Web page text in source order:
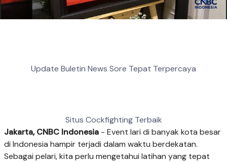
Update Buletin News Sore Tepat Terpercaya
Situs Cockfighting Terbaik
Jakarta, CNBC Indonesia - Event lari di banyak kota besar
di Indonesia hampir terjadi dalam waktu berdekatan.
Sebagai pelari, kita perlu mengetahui latihan yang tepat